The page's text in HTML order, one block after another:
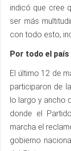
indicó que cree
ser más
con todo esto,
Por todo el país
El último 12 de
participaron de
lo largo y ancho
donde el
marcha el
gobierno